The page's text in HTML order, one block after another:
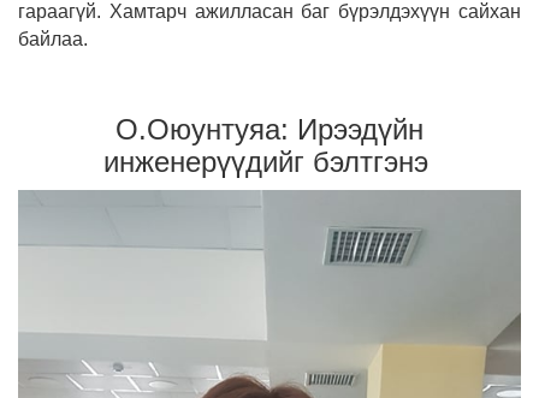
гараагүй. Хамтарч ажилласан баг бүрэлдэхүүн сайхан
байлаа.
О.Оюунтуяа: Ирээдүйн
инженерүүдийг бэлтгэнэ